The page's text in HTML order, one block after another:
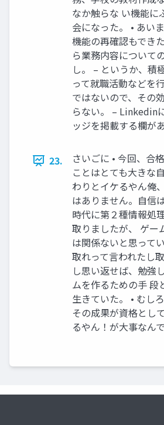
なか触らな い機能に
会になった。 • あい
機能の再確認もでき
ら業務内容について
し。 – というか、積
って就職活動などを
ではないので、その
らない。 – Linkedin
ッジを掲載する欄があ
23.
さいごに • 今回、合
ことはとても大きな
わりとイケるやん俺
はありません。自信
時代に第２種情報処
取りましたが、 ゲー
は関係ないと思って
取れって言われたし
し思い返せば、勉強
ムを作るための手 段
生きていた。 • むし
その成果が資格とし
るやん！が大事なん